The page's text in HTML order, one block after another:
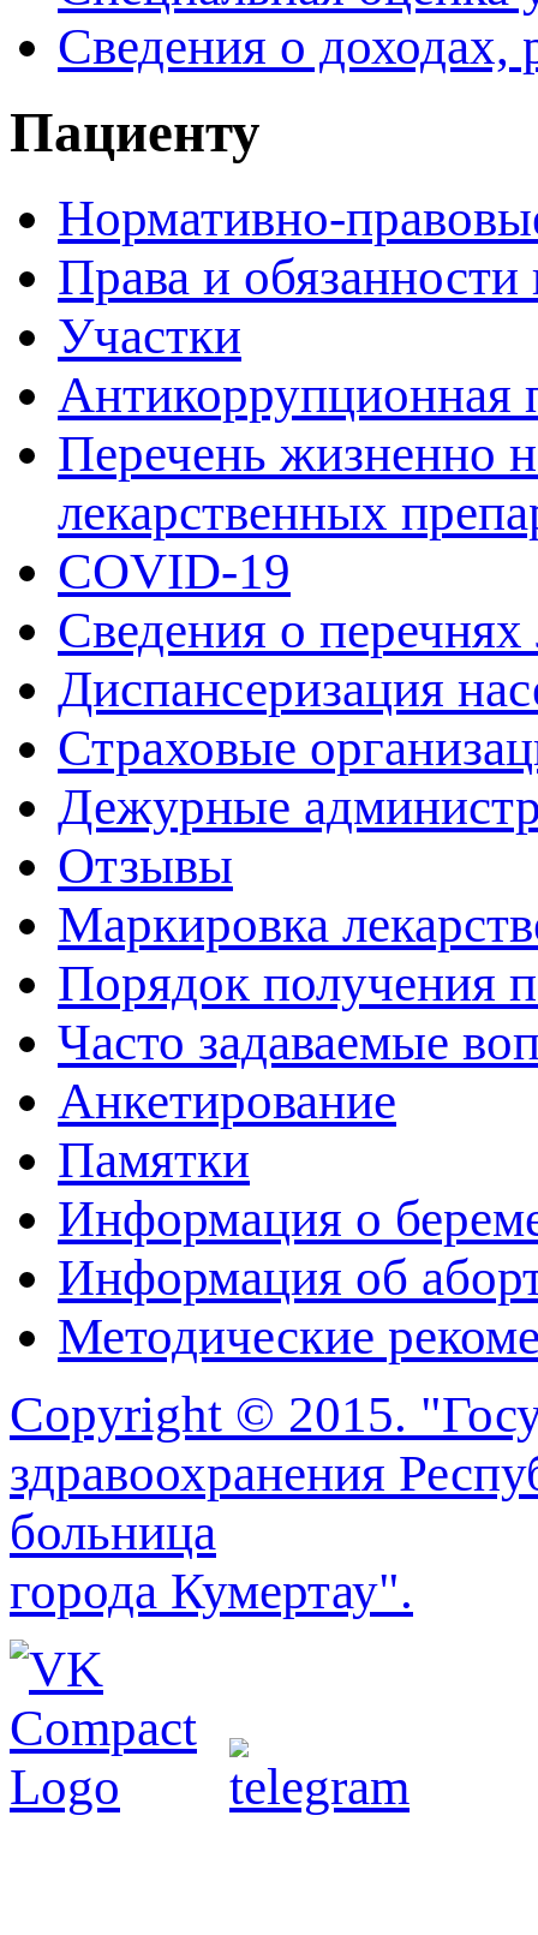
Сведения о доходах,
Пациенту
Нормативно-
Права и
Участки
Антикоррупционная
Перечень жизненно
лекарственных
COVID-19
Сведения о перечнях
Диспансеризация
Страховые
Дежурные
Отзывы
Маркировка
Порядок получения
Часто задаваемые
Анкетирование
Памятки
Информация о
Информация об
Методические
Copyright © 2015.
здравоохранения
больница
города Кумертау".